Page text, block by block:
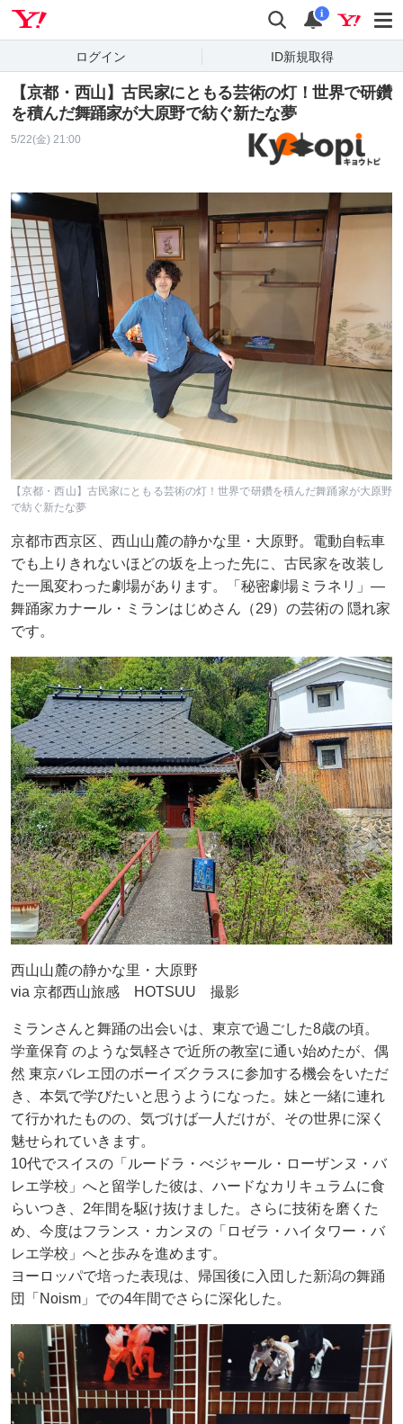
検索 通知
i
ログイン ID新規取得
【京都・西山】古民家にともる芸術の灯！世界で研鑽
を積んだ舞踊家が大原野で紡ぐ新たな夢
5/22(金) 21:00
【京都・西山】古民家にともる芸術の灯！世界で研鑽を積んだ舞踊家が大原野
で紡ぐ新たな夢
京都市西京区、西山山麓の静かな里・大原野。電動自転車
でも上りきれないほどの坂を上った先に、古民家を改装し
た一風変わった劇場があります。「秘密劇場ミラネリ」―
舞踊家カナール・ミランはじめさん（29）の芸術の 隠れ家
です。
西山山麓の静かな里・大原野
via 京都西山旅感 HOTSUU 撮影
ミランさんと舞踊の出会いは、東京で過ごした8歳の頃。
学童保育 のような気軽さで近所の教室に通い始めたが、偶
然 東京バレエ団のボーイズクラスに参加する機会をいただ
き、本気で学びたいと思うようになった。妹と一緒に連れ
て行かれたものの、気づけば一人だけが、その世界に深く
魅せられていきます。
10代でスイスの「ルードラ・べジャール・ローザンヌ・バ
レエ学校」へと留学した彼は、ハードなカリキュラムに食
らいつき、2年間を駆け抜けました。さらに技術を磨くた
め、今度はフランス・カンヌの「ロゼラ・ハイタワー・バ
レエ学校」へと歩みを進めます。
ヨーロッパで培った表現は、帰国後に入団した新潟の舞踊
団「Noism」での4年間でさらに深化した。